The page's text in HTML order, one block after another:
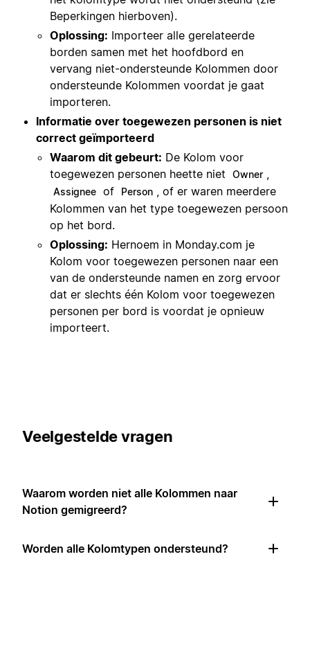
Beperkingen hierboven).
Oplossing: Importeer alle gerelateerde
borden samen met het hoofdbord en
vervang niet-ondersteunde Kolommen door
ondersteunde Kolommen voordat je gaat
importeren.
Informatie over toegewezen personen is niet
correct geïmporteerd
Waarom dit gebeurt: De Kolom voor
toegewezen personen heette niet
Owner ,
Assignee of Person , of er waren meerdere
Kolommen van het type toegewezen persoon
op het bord.
Oplossing: Hernoem in Monday.com je
Kolom voor toegewezen personen naar een
van de ondersteunde namen en zorg ervoor
dat er slechts één Kolom voor toegewezen
personen per bord is voordat je opnieuw
importeert.
Veelgestelde vragen
Waarom worden niet alle Kolommen naar
Notion gemigreerd?
Worden alle Kolomtypen ondersteund?